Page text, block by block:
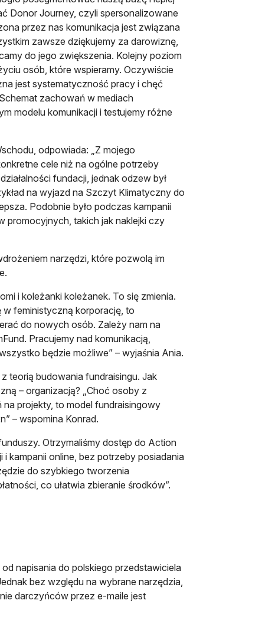
Donor Journey, czyli spersonalizowane
przez nas komunikacja jest związana
zawsze dziękujemy za darowiznę,
do jego zwiększenia. Kolejny poziom
osób, które wspieramy. Oczywiście
jest systematyczność pracy i chęć
zachowań w mediach
modelu komunikacji i testujemy różne
odpowiada: „Z mojego
cele niż na ogólne potrzeby
fundacji, jednak odzew był
na wyjazd na Szczyt Klimatyczny do
Podobnie było podczas kampanii
promocyjnych, takich jak naklejki czy
narzędzi, które pozwolą im
i koleżanki koleżanek. To się zmienia.
feministyczną korporację, to
do nowych osób. Zależy nam na
Pracujemy nad komunikacją,
będzie możliwe” – wyjaśnia Ania.
teorią budowania fundraisingu. Jak
– organizacją? „Choć osoby z
projekty, to model fundraisingowy
– wspomina Konrad.
Otrzymaliśmy dostęp do Action
kampanii online, bez potrzeby posiadania
do szybkiego tworzenia
co ułatwia zbieranie środków”.
napisania do polskiego przedstawiciela
bez względu na wybrane narzędzia,
darczyńców przez e-maile jest